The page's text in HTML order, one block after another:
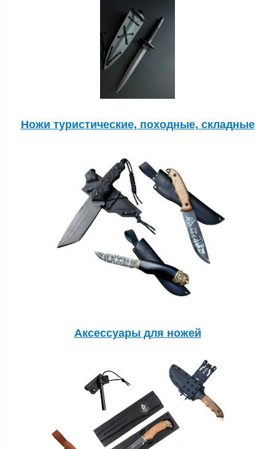
Ножи туристические, походные, складные
Аксессуары для ножей